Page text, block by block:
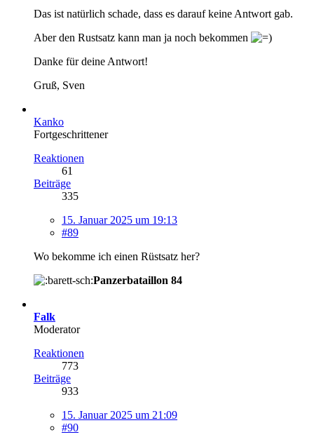
Das ist natürlich schade, dass es darauf keine Antwort gab.
Aber den Rustsatz kann man ja noch bekommen
Danke für deine Antwort!
Gruß, Sven
Kanko
Fortgeschrittener
Reaktionen
61
Beiträge
335
15. Januar 2025 um 19:13
#89
Wo bekomme ich einen Rüstsatz her?
Panzerbataillon 84
Falk
Moderator
Reaktionen
773
Beiträge
933
15. Januar 2025 um 21:09
#90